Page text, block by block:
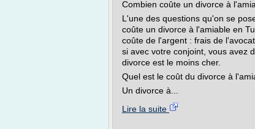
Combien coûte un divorce à
L'une des questions qu'on se
coûte un divorce à l'amiable en
coûte de l'argent : frais de
si avec votre conjoint, vous avez
divorce est le moins cher.
Quel est le coût du divorce à
Un divorce à...
Lire la suite